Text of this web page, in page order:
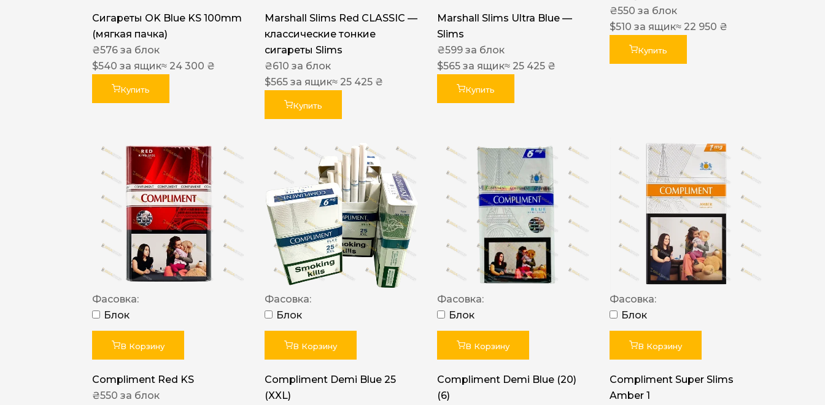
Сигарети LD
Сигареты OK Blue KS 100mm
(мягкая пачка)
₴576 за блок
$540 за ящик≈ 24 300 ₴
Купить
Marshall Slims Red CLASSIC —
классические тонкие
сигареты Slims
₴610 за блок
$565 за ящик≈ 25 425 ₴
Купить
Marshall Slims Ultra Blue —
Slims
₴599 за блок
$565 за ящик≈ 25 425 ₴
Купить
₴550 за блок
$510 за ящик≈ 22 950 ₴
Купить
Фасовка:
Блок
В Корзину
Compliment Red KS
₴550 за блок
Фасовка:
Блок
В Корзину
Compliment Demi Blue 25
(XXL)
Фасовка:
Блок
В Корзину
Compliment Demi Blue (20)
(6)
Фасовка:
Блок
В Корзину
Compliment Super Slims
Amber 1